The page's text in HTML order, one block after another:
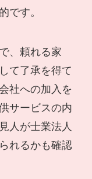
です。
、頼れる家
て了承を得て
社への加入を
サービスの内
人が士業法人
れるかも確認